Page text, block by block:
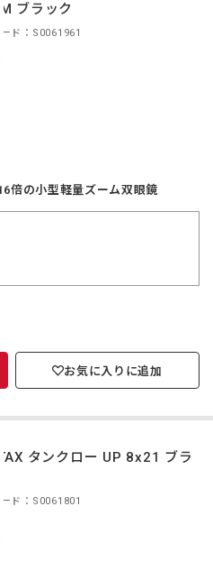
ブラック
ード：S0061961
倍の小型軽量ズーム双眼鏡
お気に入りに追加
タンクロー UP 8x21 ブラ
ード：S0061801